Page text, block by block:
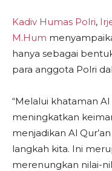
Kadiv Humas Polri,
M.Hum
hanya sebagai
para anggota Polri
“Melalui khataman
meningkatkan
menjadikan Al
langkah kita. Ini
merenungkan nilai-